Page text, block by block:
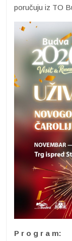
poručuju iz TO
P r o g r a m: